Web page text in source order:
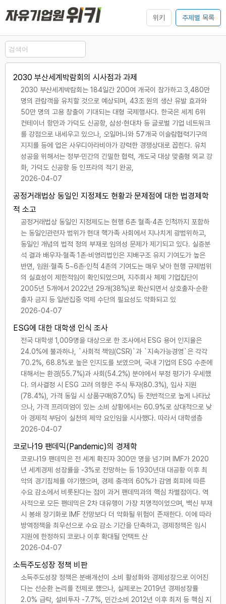
위키 주제별 목록
2030 부산세계박람회의 시사점과 과제
2030 부산세계박람회는 184일간 200여 개국이 참가하고 3,480만
명의 관람객을 유치할 것으로 예상되며, 43조 원의 생산 유발 효과와
50만 명의 고용 창출이 기대되는 대형 국제행사다. 한국은 세계 6위
컨테이너 항만과 가덕도 신공항, 삼성·현대차 등 글로벌 기업 네트워크
를 강점으로 내세우고 있으나, 오일머니와 57개국 이슬람협력기구의
지지를 등에 업은 사우디아라비아가 강력한 경쟁상대로 꼽힌다. 유치
성공을 위해서는 정부·민간의 긴밀한 협력, 개도국 대상 맞춤형 외교 강
화, 가덕도 신공항 등 인프라의 적기 완공,
2026-04-07
공정거래법상 동일인 지정제도 현황과 문제점에 대한 법경제학
적 소고
공정거래법상 동일인 지정제도는 현행 6촌 혈족·4촌 인척까지 포함하
는 동일인관련자 범위가 현대 핵가족 사회에서 지나치게 광범위하고,
동일인 개념의 법적 정의 부재로 임의성 문제가 제기되고 있다. 실증분
석 결과 배우자·혈족 1촌·비영리법인은 지배구조 유지 기여도가 높은
반면, 임원·혈족 5~6촌·인척 4촌의 기여도는 매우 낮아 현행 규제범위
의 실효성이 제한적임이 확인되었으며, 지주회사 체제 기업집단이
2005년 5개에서 2022년 29개(38%)로 확산되면서 상호출자·순환
출자 금지 등 일반집중 억제 수단의 필요성도 약화되고 있
2026-04-07
ESG에 대한 대학생 인식 조사
전국 대학생 1,009명을 대상으로 한 조사에서 ESG 용어 인지율은
24.0%에 불과하나, `사회적 책임(CSR)`과 `지속가능경영`은 각각
70.2%, 68.8%로 높은 인지도를 보였으며, 국내 기업의 ESG 수준에
대해서는 환경(55.7%)과 사회(54.2%) 분야에서 부정 평가가 우세했
다. 의사결정 시 ESG 고려 의향은 주식 투자(80.3%), 입사 지원
(78.4%), 가격 동일 시 상품구매(87.0%) 등 전반적으로 높게 나타났
으나, 가격 프리미엄이 있는 소비 상황에서는 60.9%로 상대적으로 낮
아 경제적 부담이 실천의 제약 요인임을 시사했다. 따라서 대학생층
2026-04-07
코로나19 팬데믹(Pandemic)의 경제학
코로나19 팬데믹은 전 세계 확진자 300만 명을 넘기며 IMF가 2020
년 세계경제 성장률을 -3%로 전망하는 등 1930년대 대공황 이후 최
악의 경기침체를 야기했으며, 경제 충격의 60%가 감염 회피에 따른
수요 감소에서 비롯된다는 점이 과거 팬데믹과의 핵심 차별점이다. 역
사적으로 모든 팬데믹은 2차 대유행이 가장 치명적이었으며, 백신 부재
시 봉쇄 장기화로 IMF 전망보다 더 악화될 위험이 존재한다. 이에 따라
방역정책을 최우선으로 수요 감소 기간을 단축하고, 경제정책은 임시
지원에 한정하되 코로나 이후 확대될 언택트 산
2026-04-07
소득주도성장 정책 비판
소득주도성장 정책은 분배개선이 소비 활성화와 경제성장으로 이어진
다는 선순환 논리를 전제로 했으나, 실제로는 2019년 경제성장률
2.0% 급락, 설비투자 -7.7%, 민간소비 2012년 이후 최저 등 핵심 지